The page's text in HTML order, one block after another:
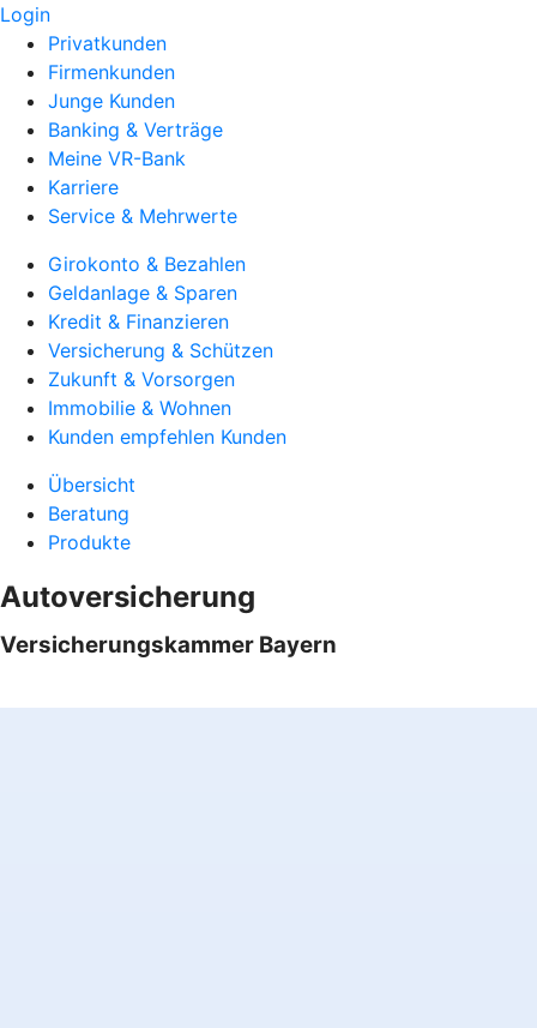
Login
Privatkunden
Firmenkunden
Junge Kunden
Banking & Verträge
Meine VR-Bank
Karriere
Service & Mehrwerte
Girokonto & Bezahlen
Geldanlage & Sparen
Kredit & Finanzieren
Versicherung & Schützen
Zukunft & Vorsorgen
Immobilie & Wohnen
Kunden empfehlen Kunden
Übersicht
Beratung
Produkte
Autoversicherung
Versicherungskammer Bayern